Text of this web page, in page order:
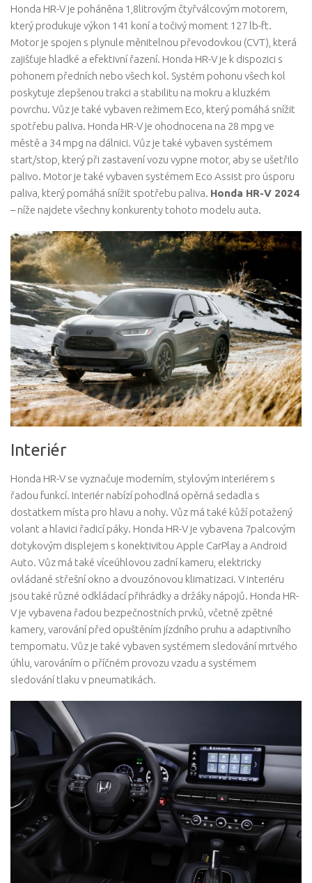
Honda HR-V je poháněna 1,8litrovým čtyřválcovým motorem,
který produkuje výkon 141 koní a točivý moment 127 lb-ft.
Motor je spojen s plynule měnitelnou převodovkou (CVT), která
zajišťuje hladké a efektivní řazení. Honda HR-V je k dispozici s
pohonem předních nebo všech kol. Systém pohonu všech kol
poskytuje zlepšenou trakci a stabilitu na mokru a kluzkém
povrchu. Vůz je také vybaven režimem Eco, který pomáhá snížit
spotřebu paliva. Honda HR-V je ohodnocena na 28 mpg ve
městě a 34 mpg na dálnici. Vůz je také vybaven systémem
start/stop, který při zastavení vozu vypne motor, aby se ušetřilo
palivo. Motor je také vybaven systémem Eco Assist pro úsporu
paliva, který pomáhá snížit spotřebu paliva. Honda HR-V 2024
– níže najdete všechny konkurenty tohoto modelu auta.
Interiér
Honda HR-V se vyznačuje moderním, stylovým interiérem s
řadou funkcí. Interiér nabízí pohodlná opěrná sedadla s
dostatkem místa pro hlavu a nohy. Vůz má také kůží potažený
volant a hlavici řadicí páky. Honda HR-V je vybavena 7palcovým
dotykovým displejem s konektivitou Apple CarPlay a Android
Auto. Vůz má také víceúhlovou zadní kameru, elektricky
ovládané střešní okno a dvouzónovou klimatizaci. V interiéru
jsou také různé odkládací přihrádky a držáky nápojů. Honda HR-
V je vybavena řadou bezpečnostních prvků, včetně zpětné
kamery, varování před opuštěním jízdního pruhu a adaptivního
tempomatu. Vůz je také vybaven systémem sledování mrtvého
úhlu, varováním o příčném provozu vzadu a systémem
sledování tlaku v pneumatikách.